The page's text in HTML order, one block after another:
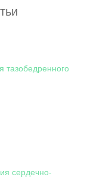
тазобедренного
сердечно-